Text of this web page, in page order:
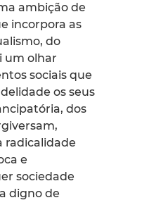
ambição de
incorpora as
do
um olhar
sociais que
os seus
dos
radicalidade
e
sociedade
digno de